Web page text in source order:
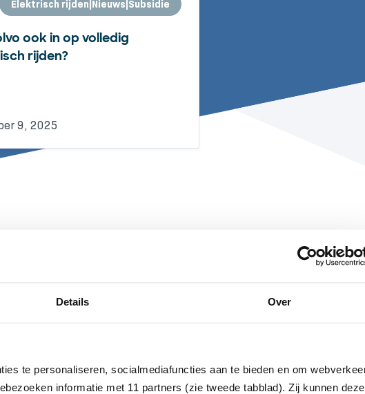
Details Over
te personaliseren, socialmediafuncties aan te bieden en om
informatie met 11 partners (zie tweede tabblad). Zij kunnen deze
Elektrisch rijden|Nieuws|Subsidie
ook in op volledig
rijden?
9, 2025